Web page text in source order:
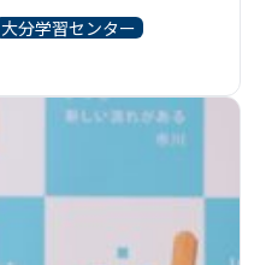
大分学習センター